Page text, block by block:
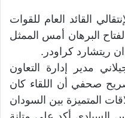
القائد العام للقوات
البرهان أمس الممثل
ريتشارد كراودر.
مدير إدارة التعاون
صحفي أن اللقاء كان
المتميزة بين السودان